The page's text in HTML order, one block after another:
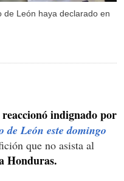
de León haya declarado en
indignado por
de León este domingo
que no asista al
Honduras.